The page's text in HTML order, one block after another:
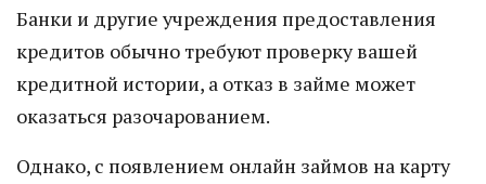
Банки и другие учреждения предоставления
кредитов обычно требуют проверку вашей
кредитной истории, а отказ в займе может
оказаться разочарованием.
Однако, с появлением онлайн займов на карту